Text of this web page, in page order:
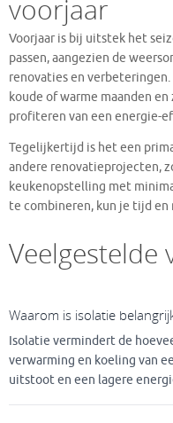
voorjaar
Voorjaar is bij uitstek het
passen, aangezien de
renovaties en
koude of warme maanden
profiteren van een energie-
Tegelijkertijd is het een
andere renovatieprojecten,
keukenopstelling met
te combineren, kun je tijd
Veelgestelde
Waarom is isolatie
Isolatie vermindert de
verwarming en koeling van
uitstoot en een lagere